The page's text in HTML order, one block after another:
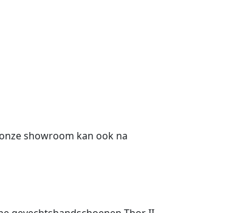
showroom kan ook na